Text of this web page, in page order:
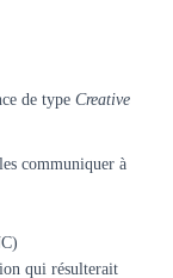
de type Creative
communiquer à
qui résulterait